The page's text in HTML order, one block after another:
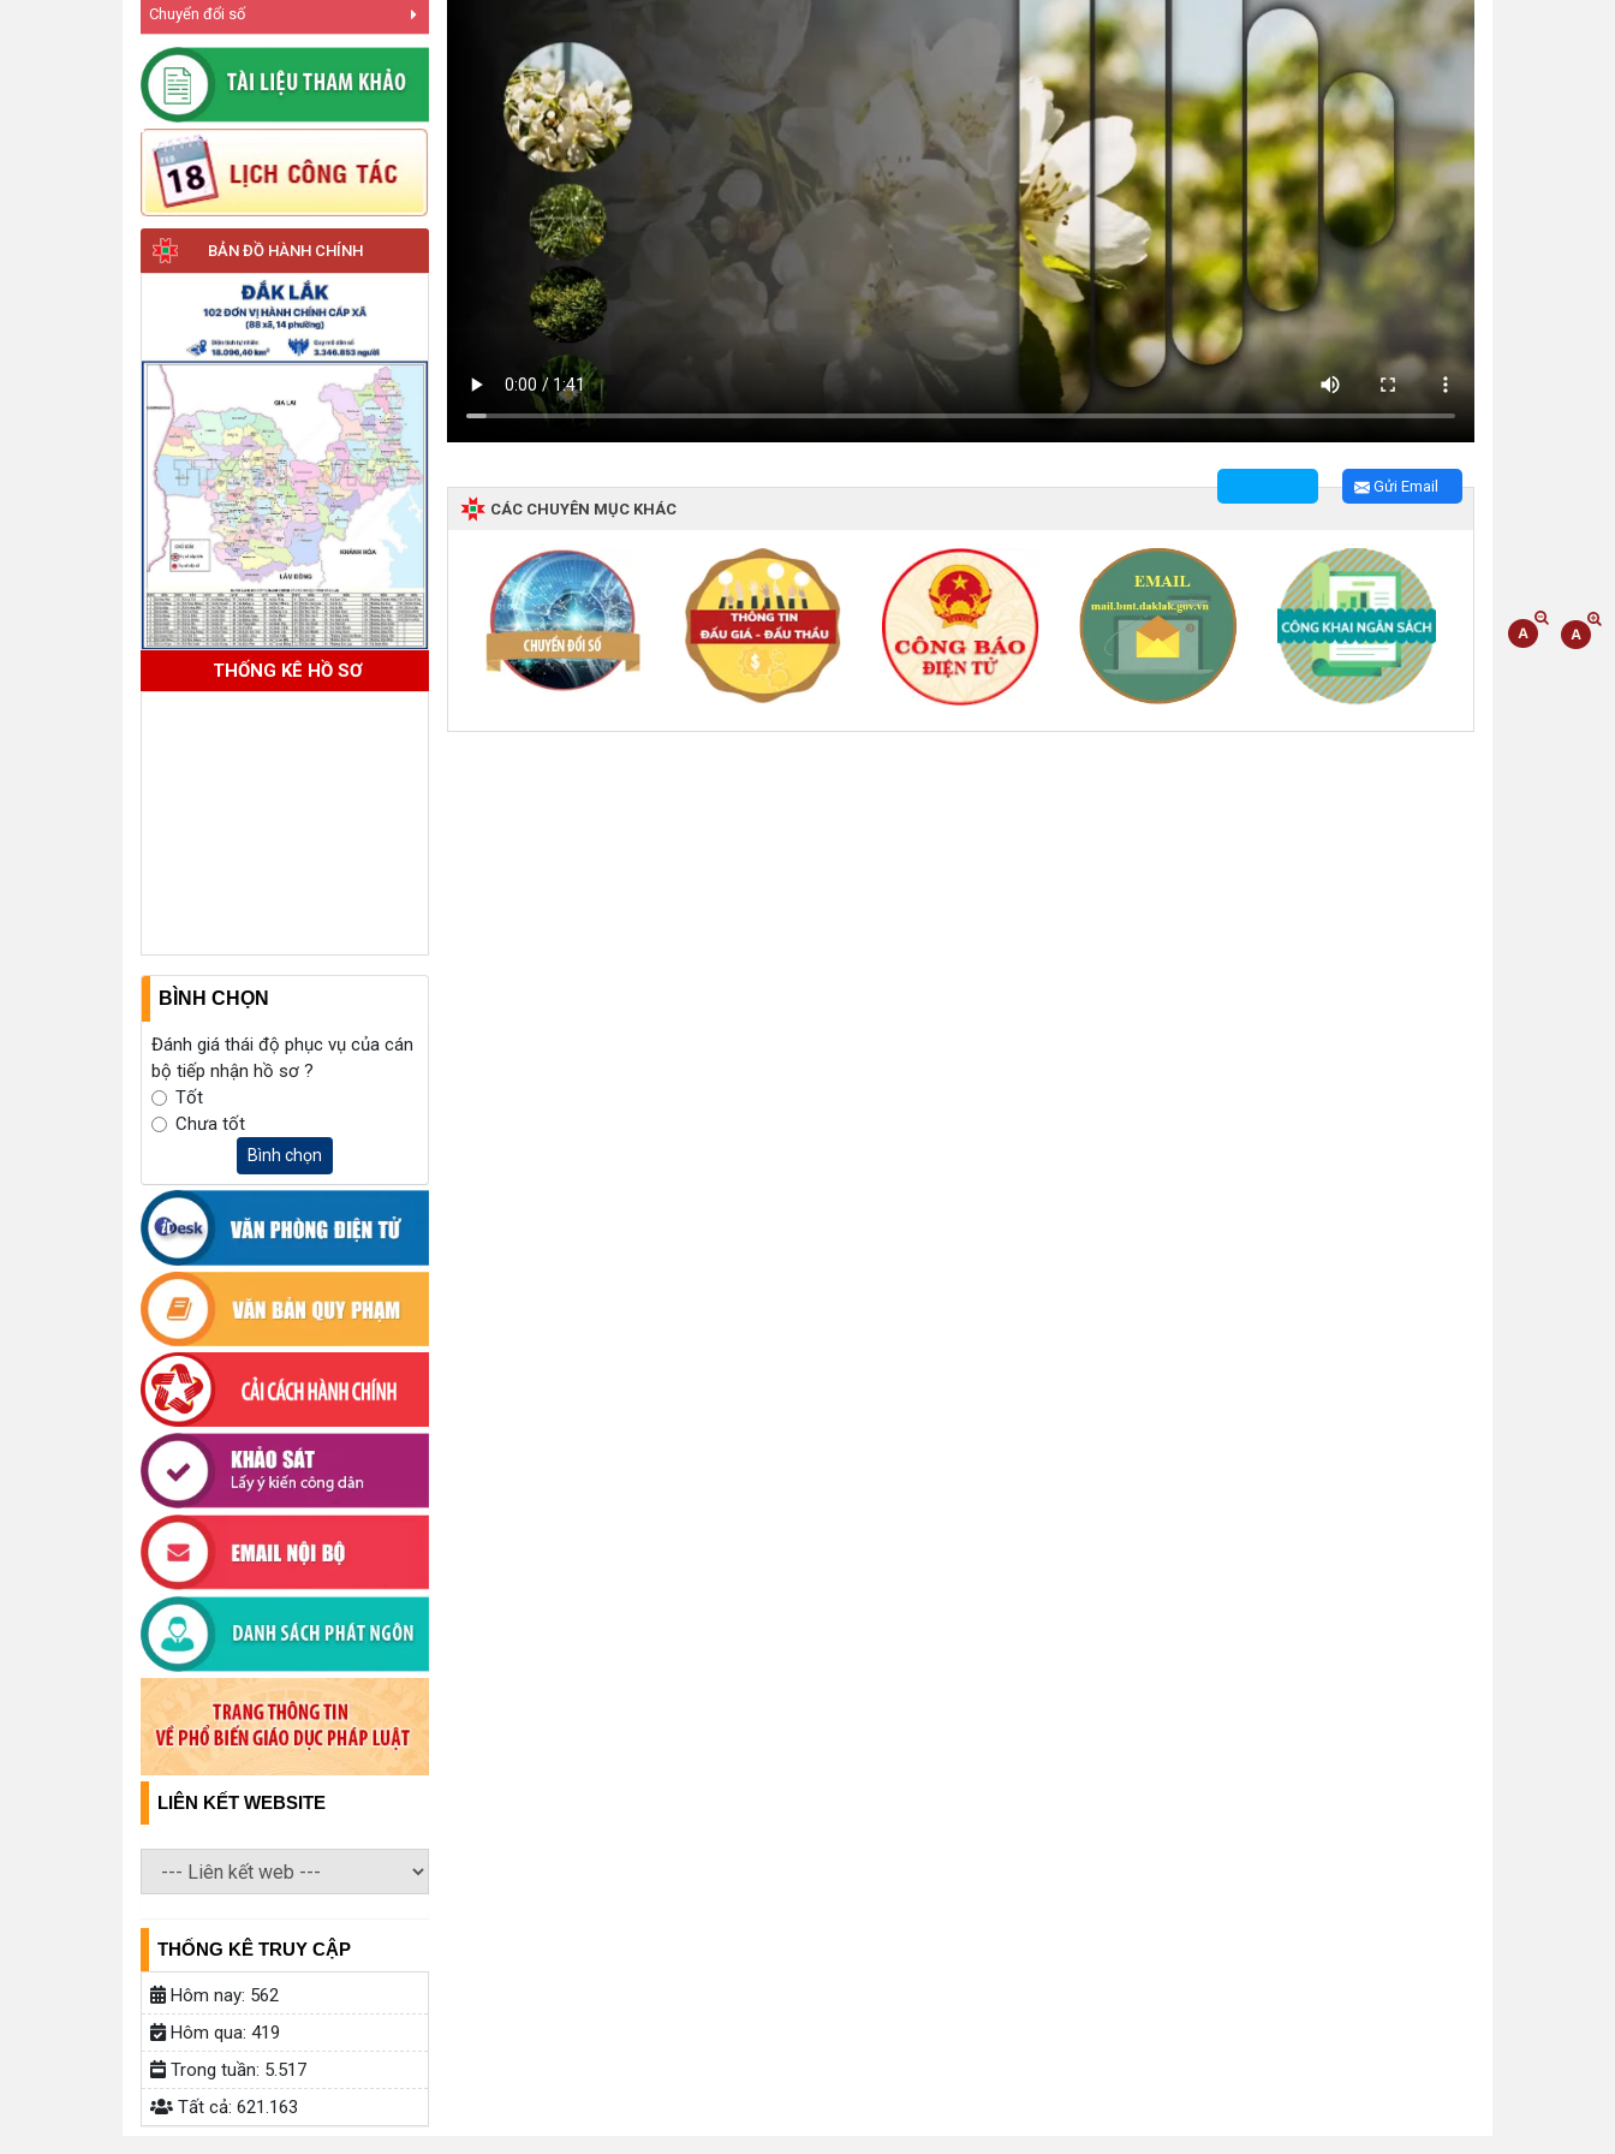
Chuyển đổi số
BẢN ĐỒ HÀNH CHÍNH
THỐNG KÊ HỒ SƠ
BÌNH CHỌN
Đánh giá thái độ phục vụ của cán
bộ tiếp nhận hồ sơ ?
Tốt
Chưa tốt
Bình chọn
LIÊN KẾT WEBSITE
THỐNG KÊ TRUY CẬP
Hôm nay: 562
Hôm qua: 419
Trong tuần: 5.517
Tất cả: 621.163
Gửi Email
CÁC CHUYÊN MỤC KHÁC